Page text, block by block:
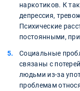
наркотиков. К
депрессия,
Психические
постоянными,
Социальные
связаны с
людьми из-за
проблемам